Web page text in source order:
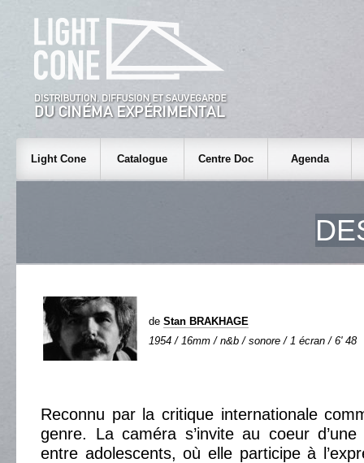
Light Cone Catalogue Centre Doc Agenda
de Stan BRAKHAGE
1954 / 16mm / n&b / sonore / 1 écran / 6' 48
Reconnu par la critique internationale
genre. La caméra s’invite au coeur
entre adolescents, où elle participe à